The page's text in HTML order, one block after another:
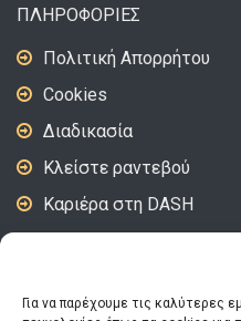
Για να παρέχουμε τις καλύτερες
ΠΛΗΡΟΦΟΡΙΕΣ
Πολιτική Απορρήτου
Cookies
Διαδικασία
Κλείστε ραντεβού
Καριέρα στη DASH
ΑΚΟΛΟΥΘΗΣΤΕ ΜΑΣ